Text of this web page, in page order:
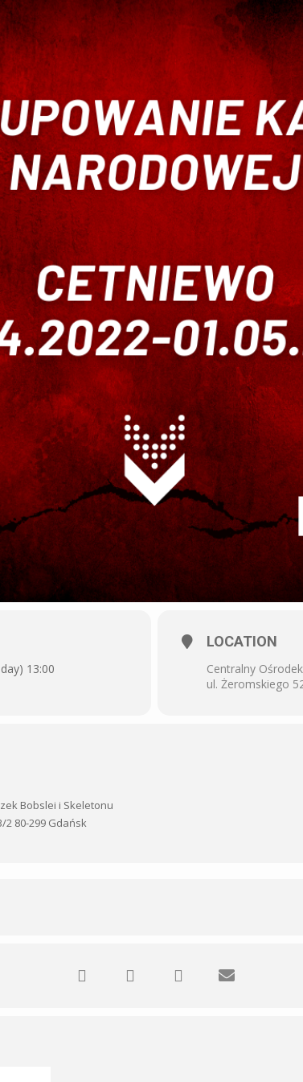
13:00
LOCATION
Centralny
ul. Żeromskiego
Bobslei i Skeletonu
2 80-299 Gdańsk